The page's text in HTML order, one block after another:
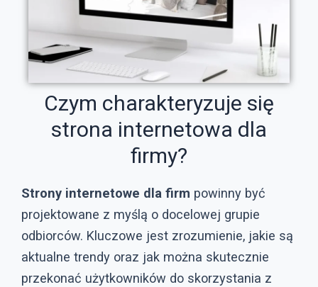
Czym charakteryzuje się
strona internetowa dla
firmy?
Strony internetowe dla firm powinny być
projektowane z myślą o docelowej grupie
odbiorców. Kluczowe jest zrozumienie, jakie są
aktualne trendy oraz jak można skutecznie
przekonać użytkowników do skorzystania z